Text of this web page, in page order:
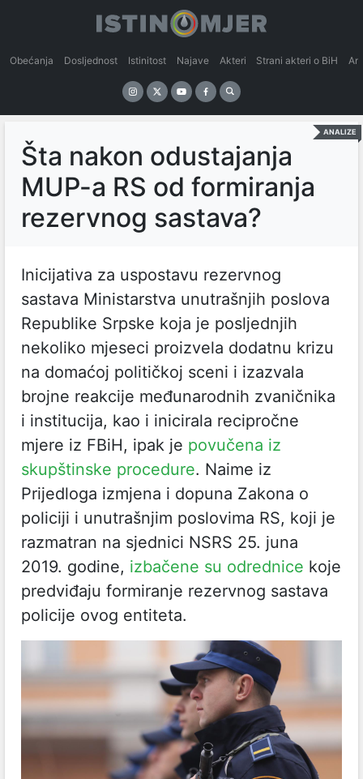
Obećanja Dosljednost Istinitost Najave Akteri Strani akteri o BiH
ANALIZE
Šta nakon odustajanja
MUP-a RS od formiranja
rezervnog sastava?
Inicijativa za uspostavu rezervnog
sastava Ministarstva unutrašnjih poslova
Republike Srpske koja je posljednjih
nekoliko mjeseci proizvela dodatnu krizu
na domaćoj političkoj sceni i izazvala
brojne reakcije međunarodnih zvaničnika
i institucija, kao i inicirala recipročne
mjere iz FBiH, ipak je povučena iz
skupštinske procedure. Naime iz
Prijedloga izmjena i dopuna Zakona o
policiji i unutrašnjim poslovima RS, koji je
razmatran na sjednici NSRS 25. juna
2019. godine, izbačene su odrednice koje
predviđaju formiranje rezervnog sastava
policije ovog entiteta.